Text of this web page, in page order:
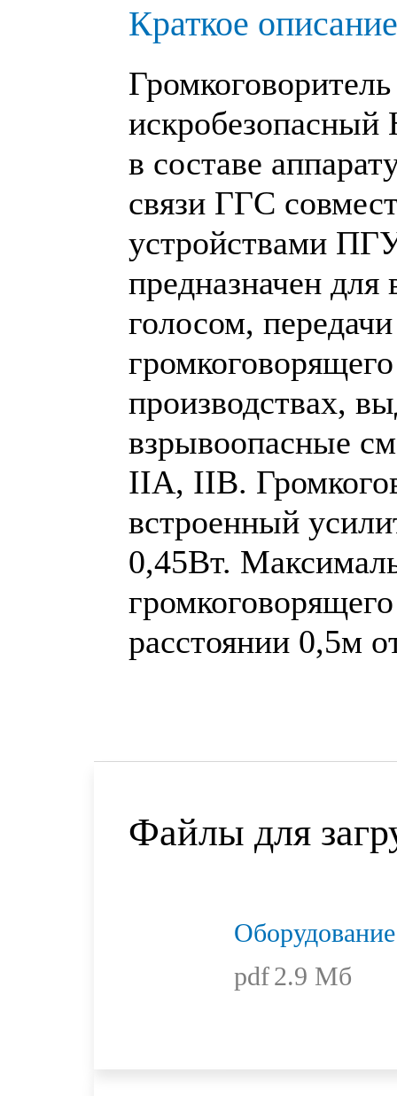
Краткое
искробезопасный
в составе
связи ГГС
устройствами
предназначен для
голосом,
производствах,
взрывоопасные
IIА, IIB.
встроенный
0,45Вт.
расстоянии 0,5м
Файлы для
pdf2.9 Мб